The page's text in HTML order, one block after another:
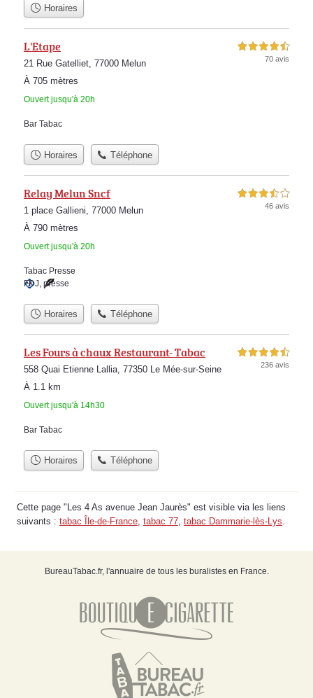
Horaires
L'Etape
21 Rue Gatelliet, 77000 Melun
À 705 mètres
Ouvert jusqu'à 20h
4,5 étoiles sur 5
70 avis
Bar Tabac
Horaires Téléphone
Relay Melun Sncf
1 place Gallieni, 77000 Melun
À 790 mètres
Ouvert jusqu'à 20h
3,5 étoiles sur 5
46 avis
Tabac Presse
FDJ, presse
Horaires Téléphone
Les Fours à chaux Restaurant- Tabac
558 Quai Etienne Lallia, 77350 Le Mée-sur-Seine
À 1.1 km
Ouvert jusqu'à 14h30
4,5 étoiles sur 5
236 avis
Bar Tabac
Horaires Téléphone
Cette page "Les 4 As avenue Jean Jaurès" est visible via les liens
suivants : tabac Île-de-France tabac 77 tabac Dammarie-lès-Lys
BureauTabac.fr, l'annuaire de tous les buralistes en France.